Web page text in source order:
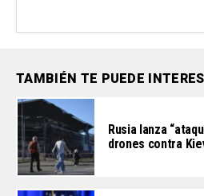
TAMBIÉN TE PUEDE
Rusia lanza
drones contra